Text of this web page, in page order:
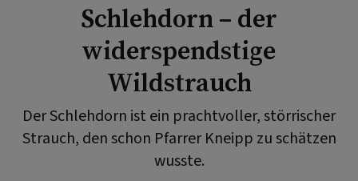
Schlehdorn – der
widerspendstige
Wildstrauch
Der Schlehdorn ist ein prachtvoller, störrischer
Strauch, den schon Pfarrer Kneipp zu schätzen
wusste.